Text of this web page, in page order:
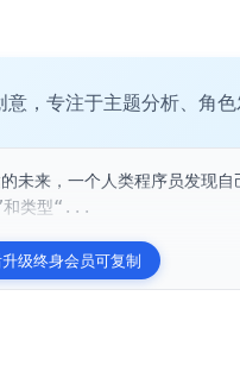
，专注于主题分析、角色
未来，一个人类程序员发现
和类型“...
级终身会员可复制